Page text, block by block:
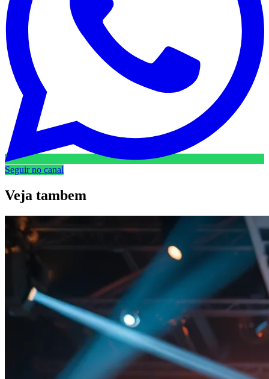
Seguir no canal
Veja tambem